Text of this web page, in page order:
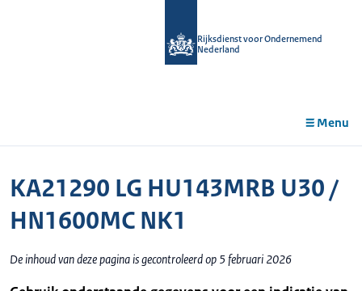
Rijksdienst voor Ondernemend
Nederland
Menu
KA21290 LG HU143MRB U30 /
HN1600MC NK1
De inhoud van deze pagina is gecontroleerd op 5 februari 2026